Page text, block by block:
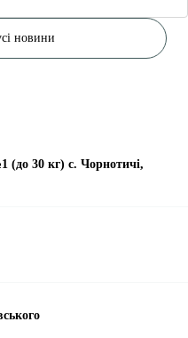
новини
30 кг) с. Чорнотичі,